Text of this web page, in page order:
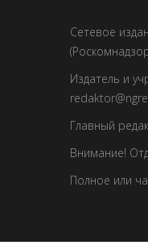
Сетевое
Издатель и
Главный
Внимание!
Полное или